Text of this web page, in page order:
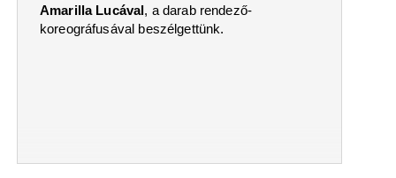
Amarilla Lucával, a darab rendező-
koreográfusával beszélgettünk.